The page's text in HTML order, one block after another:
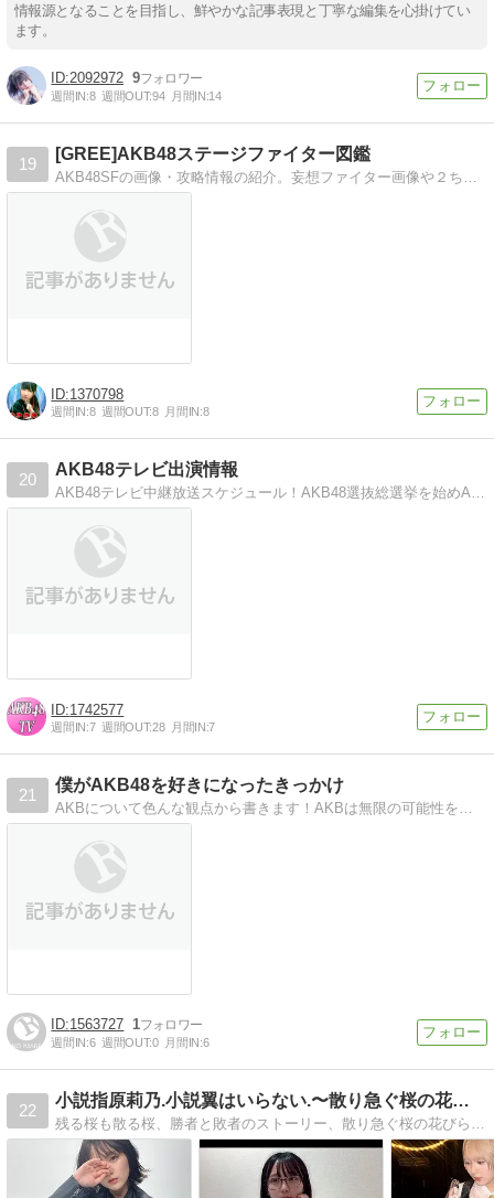
情報源となることを目指し、鮮やかな記事表現と丁寧な編集を心掛けてい
ます。
2092972 9
週間IN:8 週間OUT:94 月間IN:14
19
[GREE]AKB48ステージファイター図鑑
AKB48SFの画像・攻略情報の紹介。妄想ファイター画像や２ちゃんねるでのトレードや質問スレなどもまとめています。
1370798
週間IN:8 週間OUT:8 月間IN:8
20
AKB48テレビ出演情報
AKB48テレビ中継放送スケジュール！AKB48選抜総選挙を始めAKB48出演番組最新情報
1742577
週間IN:7 週間OUT:28 月間IN:7
21
僕がAKB48を好きになったきっかけ
AKBについて色んな観点から書きます！AKBは無限の可能性を秘めてます。
1563727 1
週間IN:6 週間OUT:0 月間IN:6
22
小説指原莉乃.小説翼はいらない.〜散り急ぐ桜の花びらたち
残る桜も散る桜、勝者と敗者のストーリー、散り急ぐ桜の花びらにも似たアイドル達の生き様を現実と交差させながらパラレルワールドで描きます、是非ご覧ください。